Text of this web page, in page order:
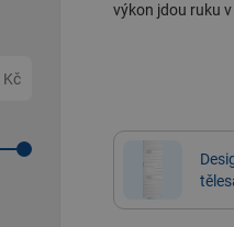
Kč
výkon jdou ruku v